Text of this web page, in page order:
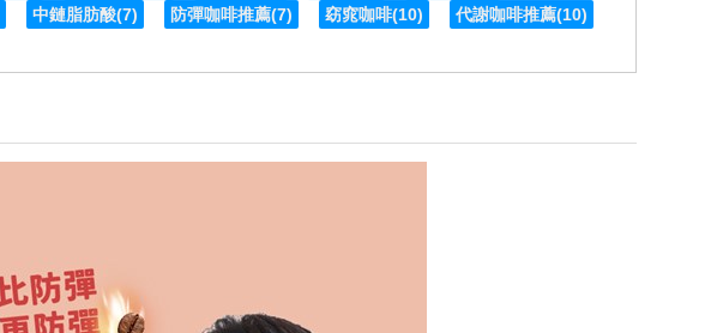
中鏈脂肪酸(7) 防彈咖啡推薦(7) 窈窕咖啡(10) 代謝咖啡推薦(10)